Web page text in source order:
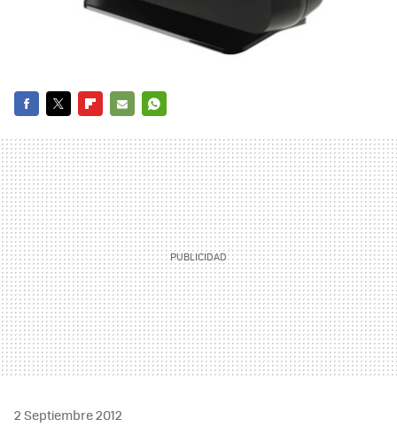
MAIL
2 Septiembre 2012